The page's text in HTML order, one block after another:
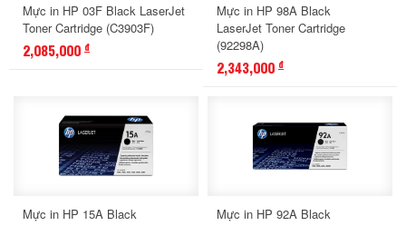
Mực in HP 03F Black LaserJet
Toner Cartridge (C3903F)
2,085,000 đ
Mực in HP 98A Black
LaserJet Toner Cartridge
(92298A)
2,343,000 đ
Mực in HP 15A Black
Mực in HP 92A Black